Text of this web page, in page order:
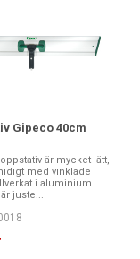
Gipeco 40cm
är mycket lätt,
med vinklade
i aluminium.
juste...